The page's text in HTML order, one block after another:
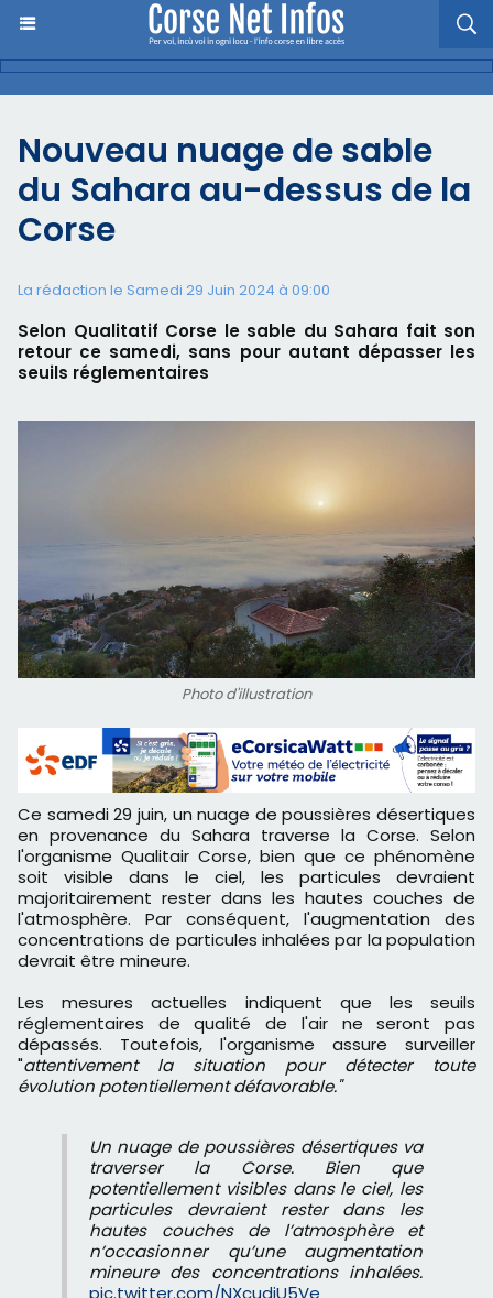
Nouveau nuage de sable
du Sahara au-dessus de la
Corse
La rédaction le Samedi 29 Juin 2024 à 09:00
Selon Qualitatif Corse le sable du Sahara fait son
retour ce samedi, sans pour autant dépasser les
seuils réglementaires
Photo d'illustration
Ce samedi 29 juin, un nuage de poussières désertiques
en provenance du Sahara traverse la Corse. Selon
l'organisme Qualitair Corse, bien que ce phénomène
soit visible dans le ciel, les particules devraient
majoritairement rester dans les hautes couches de
l'atmosphère. Par conséquent, l'augmentation des
concentrations de particules inhalées par la population
devrait être mineure.
Les mesures actuelles indiquent que les seuils
réglementaires de qualité de l'air ne seront pas
dépassés. Toutefois, l'organisme assure surveiller
"attentivement la situation pour détecter toute
évolution potentiellement défavorable."
Un nuage de poussières désertiques va
traverser la Corse. Bien que
potentiellement visibles dans le ciel, les
particules devraient rester dans les
hautes couches de l’atmosphère et
n’occasionner qu’une augmentation
mineure des concentrations inhalées.